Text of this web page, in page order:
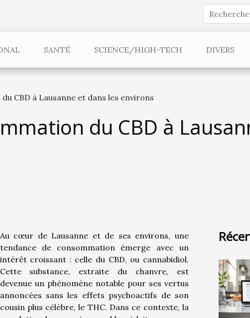
SANTÉ SCIENCE/HIGH-TECH DIVERS
CBD à Lausanne et dans les environs
du CBD à
Au cœur de Lausanne et de ses environs, une
tendance de consommation émerge avec un
intérêt croissant : celle du CBD, ou cannabidiol.
Cette substance, extraite du chanvre, est
devenue un phénomène notable pour ses vertus
annoncées sans les effets psychoactifs de son
cousin plus célèbre, le THC. Dans ce contexte, la